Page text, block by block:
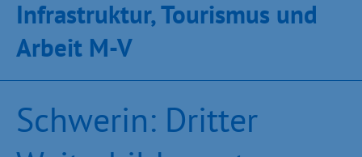
Infra­struk­tur, Tou­ris­mus und
Ar­beit M-V
Schwerin: Dritter